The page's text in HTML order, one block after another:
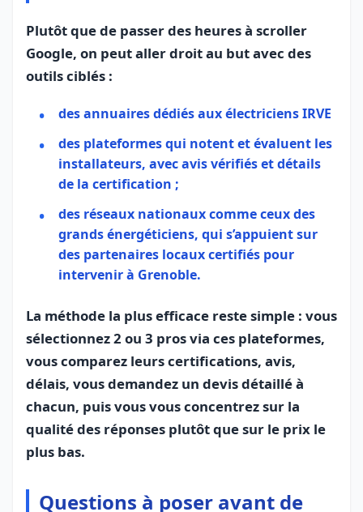
Plutôt que de passer des heures à scroller
Google, on peut aller droit au but avec des
outils ciblés :
des annuaires dédiés auxélectriciens IRVE
des plateformes qui notent et évaluent les
installateurs, avec avis vérifiés et détails
de la certification ;
des réseaux nationaux comme ceux des
grands énergéticiens, qui s’appuient sur
des partenaires locaux certifiés pour
intervenir à Grenoble.
La méthode la plus efficace reste simple : vous
sélectionnez 2 ou 3 pros via ces plateformes,
vous comparez leurs certifications, avis,
délais, vous demandez un devis détaillé à
chacun, puis vous vous concentrez sur la
qualité des réponses plutôt que sur le prix le
plus bas.
Questions à poser avant de